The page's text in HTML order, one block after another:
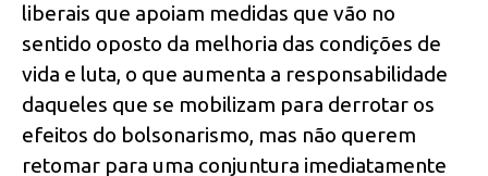
liberais que apoiam medidas que vão no
sentido oposto da melhoria das condições de
vida e luta, o que aumenta a responsabilidade
daqueles que se mobilizam para derrotar os
efeitos do bolsonarismo, mas não querem
retomar para uma conjuntura imediatamente